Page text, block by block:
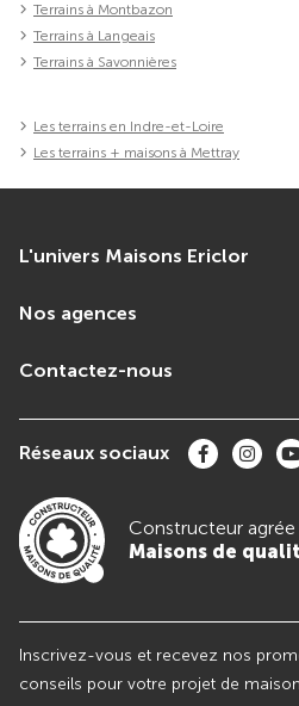
Terrains à Montbazon
Terrains à Langeais
Terrains à Savonnières
Les terrains en Indre-et-Loire
Les terrains + maisons à Mettray
L'univers Maisons Ericlor
Nos agences
Contactez-nous
Réseaux sociaux
Constructeur agrée
Maisons de
Inscrivez-vous et recevez nos
conseils pour votre projet de maison